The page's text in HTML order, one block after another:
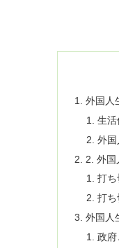
外国人
生活
外国
2. 外国
打ち
打ち
外国人
政府